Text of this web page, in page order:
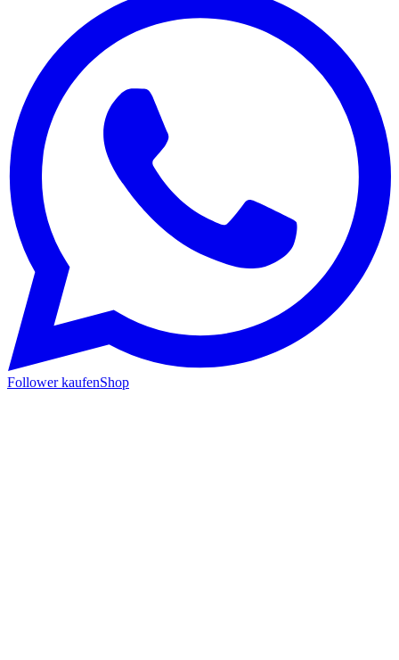
Follower kaufenShop